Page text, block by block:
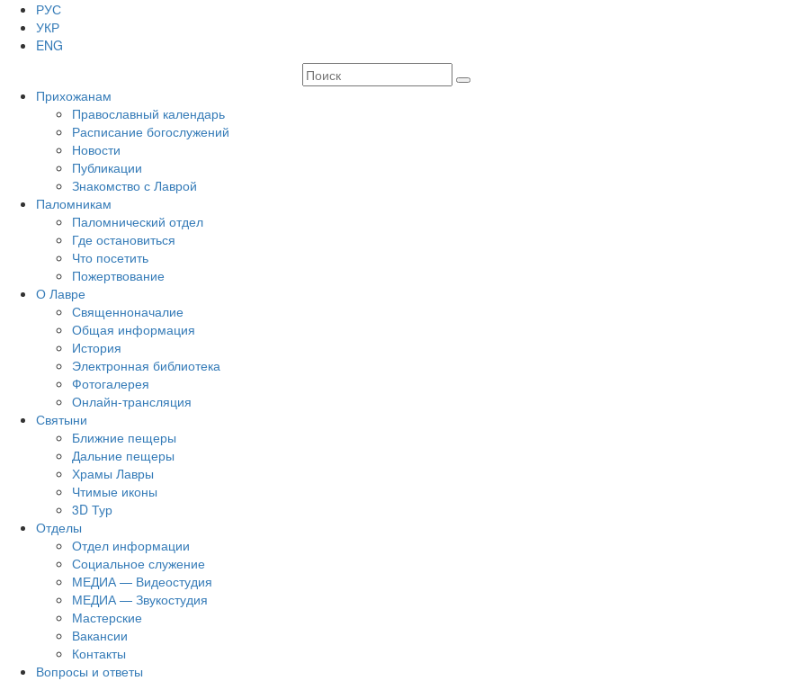
РУС
УКР
ENG
Прихожанам
Православный календарь
Расписание богослужений
Новости
Публикации
Знакомство с Лаврой
Паломникам
Паломнический отдел
Где остановиться
Что посетить
Пожертвование
О Лавре
Священноначалие
Общая информация
История
Электронная библиотека
Фотогалерея
Онлайн-трансляция
Святыни
Ближние пещеры
Дальние пещеры
Храмы Лавры
Чтимые иконы
3D Тур
Отделы
Отдел информации
Социальное служение
МЕДИА — Видеостудия
МЕДИА — Звукостудия
Мастерские
Вакансии
Контакты
Вопросы и ответы